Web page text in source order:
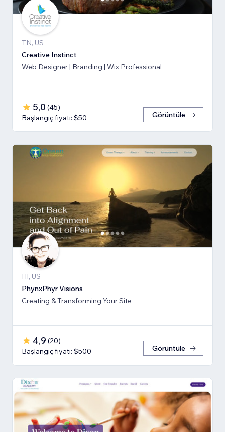
TN, US
Creative Instinct
Web Designer | Branding | Wix Professional
5,0 (45)
Başlangıç fiyatı: $50
Görüntüle
HI, US
PhynxPhyr Visions
Creating & Transforming Your Site
4,9 (20)
Başlangıç fiyatı: $500
Görüntüle